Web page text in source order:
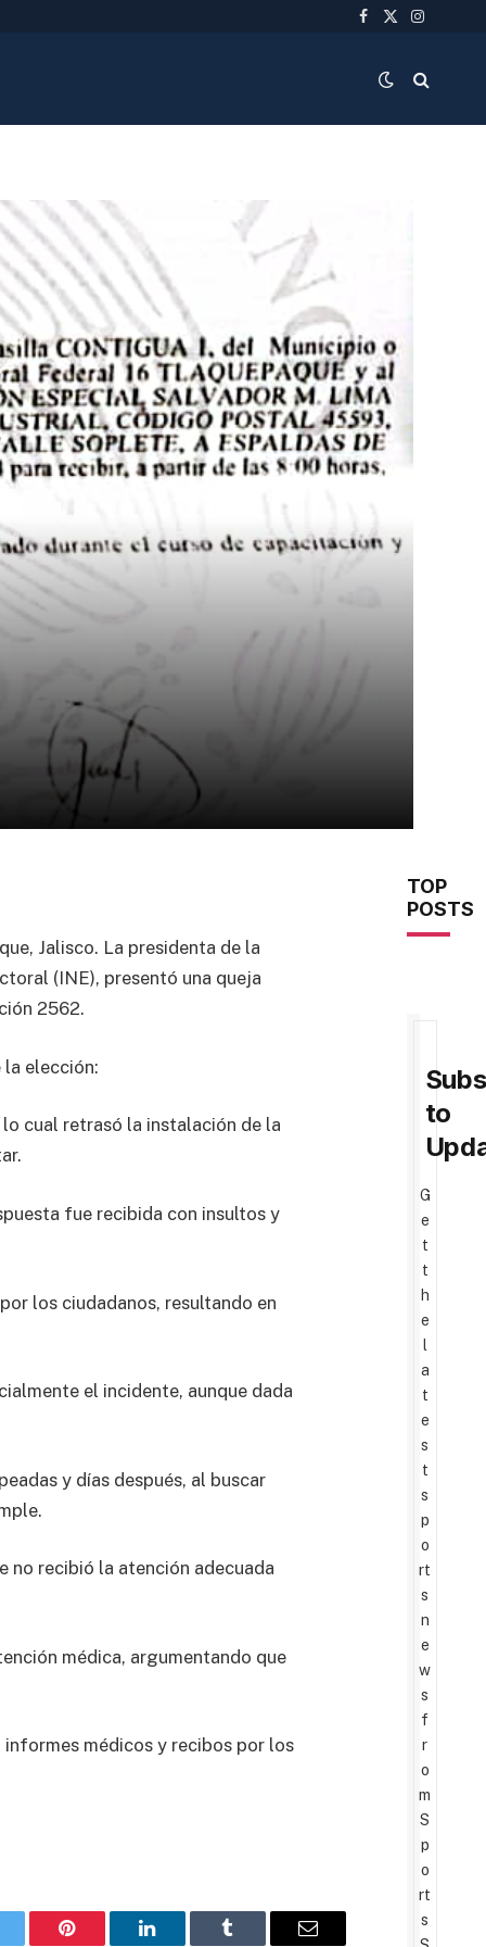
Facebook
X
Jalisco. La presidenta de la
(INE), presentó una queja
2562.
la elección:
cual retrasó la instalación de la
fue recibida con insultos y
los ciudadanos, resultando en
el incidente, aunque dada
y días después, al buscar
no recibió la atención adecuada
médica, argumentando que
médicos y recibos por los
TOP
POSTS
to
G
e
t
t
h
e
l
a
t
e
s
t
s
p
o
rt
s
n
e
w
s
f
r
o
m
S
p
o
rt
s